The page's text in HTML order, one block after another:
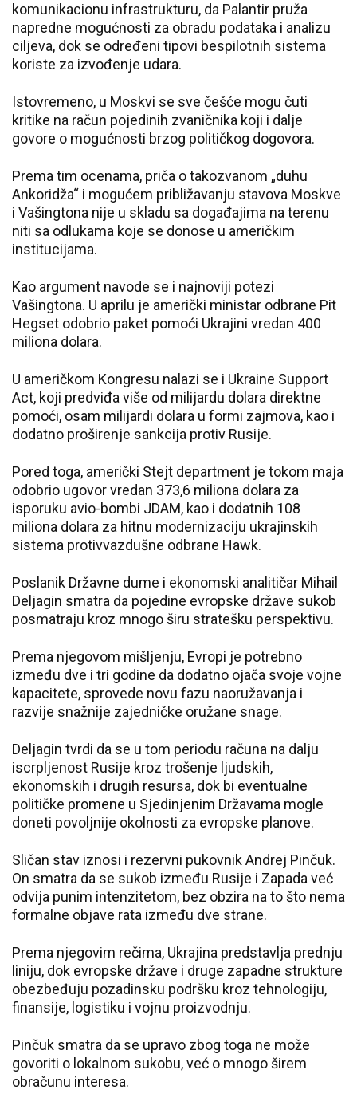
komunikacionu infrastrukturu, da Palantir pruža
napredne mogućnosti za obradu podataka i analizu
ciljeva, dok se određeni tipovi bespilotnih sistema
koriste za izvođenje udara.
Istovremeno, u Moskvi se sve češće mogu čuti
kritike na račun pojedinih zvaničnika koji i dalje
govore o mogućnosti brzog političkog dogovora.
Prema tim ocenama, priča o takozvanom „duhu
Ankoridža“ i mogućem približavanju stavova Moskve
i Vašingtona nije u skladu sa događajima na terenu
niti sa odlukama koje se donose u američkim
institucijama.
Kao argument navode se i najnoviji potezi
Vašingtona. U aprilu je američki ministar odbrane Pit
Hegset odobrio paket pomoći Ukrajini vredan 400
miliona dolara.
U američkom Kongresu nalazi se i Ukraine Support
Act, koji predviđa više od milijardu dolara direktne
pomoći, osam milijardi dolara u formi zajmova, kao i
dodatno proširenje sankcija protiv Rusije.
Pored toga, američki Stejt department je tokom maja
odobrio ugovor vredan 373,6 miliona dolara za
isporuku avio-bombi JDAM, kao i dodatnih 108
miliona dolara za hitnu modernizaciju ukrajinskih
sistema protivvazdušne odbrane Hawk.
Poslanik Državne dume i ekonomski analitičar Mihail
Deljagin smatra da pojedine evropske države sukob
posmatraju kroz mnogo širu stratešku perspektivu.
Prema njegovom mišljenju, Evropi je potrebno
između dve i tri godine da dodatno ojača svoje vojne
kapacitete, sprovede novu fazu naoružavanja i
razvije snažnije zajedničke oružane snage.
Deljagin tvrdi da se u tom periodu računa na dalju
iscrpljenost Rusije kroz trošenje ljudskih,
ekonomskih i drugih resursa, dok bi eventualne
političke promene u Sjedinjenim Državama mogle
doneti povoljnije okolnosti za evropske planove.
Sličan stav iznosi i rezervni pukovnik Andrej Pinčuk.
On smatra da se sukob između Rusije i Zapada već
odvija punim intenzitetom, bez obzira na to što nema
formalne objave rata između dve strane.
Prema njegovim rečima, Ukrajina predstavlja prednju
liniju, dok evropske države i druge zapadne strukture
obezbeđuju pozadinsku podršku kroz tehnologiju,
finansije, logistiku i vojnu proizvodnju.
Pinčuk smatra da se upravo zbog toga ne može
govoriti o lokalnom sukobu, već o mnogo širem
obračunu interesa.